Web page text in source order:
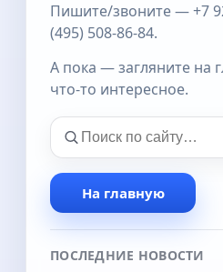
Пишите/звоните — +7
(495) 508-86-84.
А пока — загляните на
что-то интересное.
На главную
ПОСЛЕДНИЕ НОВОСТИ